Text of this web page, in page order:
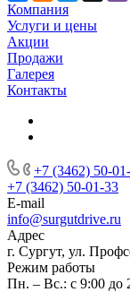
Компания
Услуги и цены
Акции
Продажи
Галерея
Контакты
+7 (3462) 50-
+7 (3462) 50-01-33
E-mail
info@surgutdrive.ru
Адрес
г. Сургут, ул.
Режим работы
Пн. – Вс.: с 9:00 до